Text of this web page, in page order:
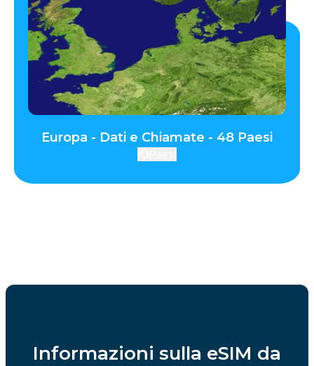
Europa - Dati e Chiamate - 48 Paesi
Informazioni sulla eSIM da